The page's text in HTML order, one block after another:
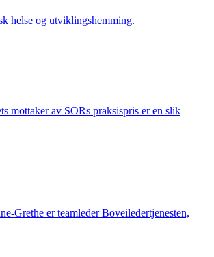
helse og utviklingshemming.
mottaker av SORs praksispris er en slik
Grethe er teamleder Boveiledertjenesten,